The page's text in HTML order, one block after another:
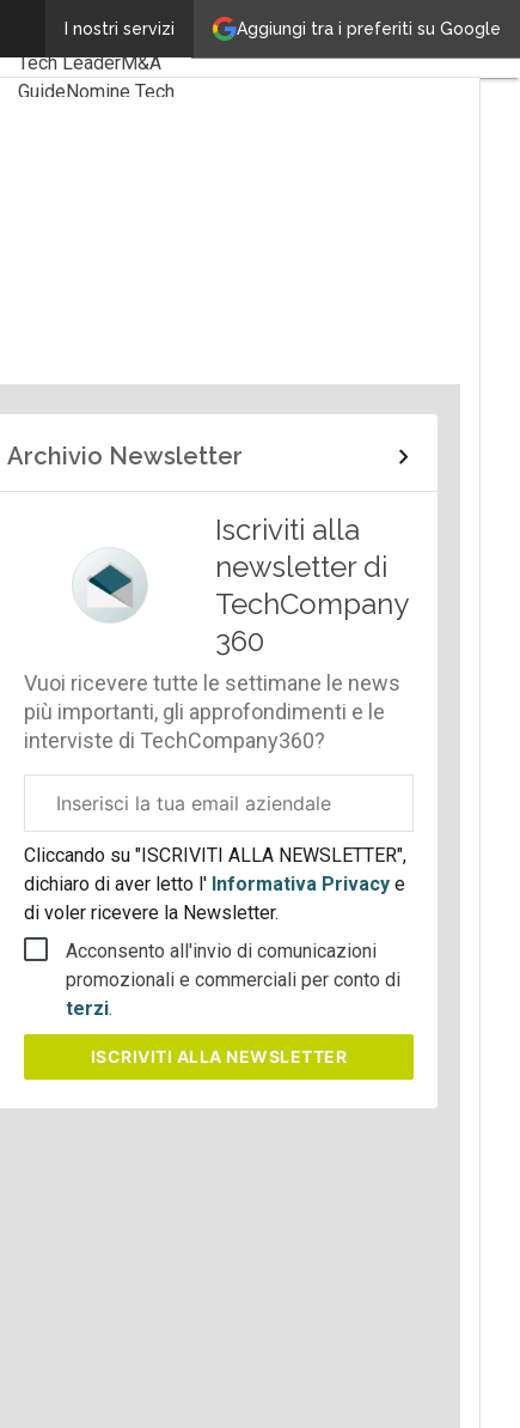
Aggiungi tra i preferiti su Google
I nostri servizi
Ultimi articoli
Tech LeaderM&A
GuideNomine Tech
Archivio Newsletter
Iscriviti alla
newsletter di
TechCompany
360
Vuoi ricevere tutte le settimane le news
più importanti, gli approfondimenti e le
interviste di TechCompany360?
aziendale
Cliccando su "ISCRIVITI ALLA NEWSLETTER",
dichiaro di aver letto l'Informativa Privacy e
di voler ricevere la Newsletter.
Acconsento all'invio di comunicazioni
promozionali e commerciali per conto di
terzi.
ISCRIVITI ALLA NEWSLETTER